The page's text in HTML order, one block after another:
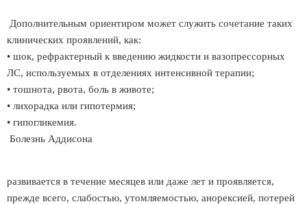
Дополнительным ориентиром может служить сочетание таких
клинических проявлений, как:
• шок, рефрактерный к введению жидкости и вазопрессорных
ЛС, используемых в отделениях интенсивной терапии;
• тошнота, рвота, боль в животе;
• лихорадка или гипотермия;
• гипогликемия.
Болезнь Аддисона
развивается в течение месяцев или даже лет и проявляется,
прежде всего, слабостью, утомляемостью, анорексией, потерей